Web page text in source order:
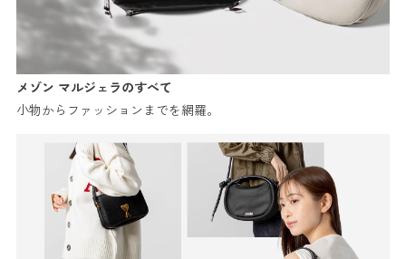
メゾン マルジェラのすべて
小物からファッションまでを網羅。